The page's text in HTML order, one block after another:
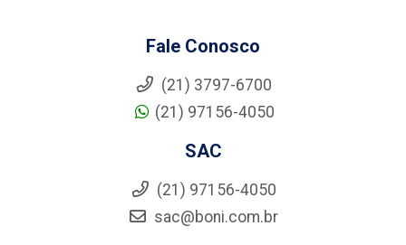
Fale Conosco
(21) 3797-6700
(21) 97156-4050
SAC
(21) 97156-4050
sac@boni.com.br